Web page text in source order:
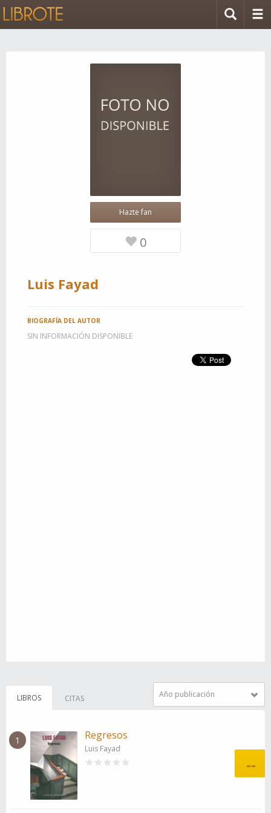
Hazte fan
0
Luis Fayad
BIOGRAFÍA DEL AUTOR
SIN INFORMACIÓN DISPONIBLE
LIBROS CITAS Año publicación
1 Regresos
Luis Fayad
--